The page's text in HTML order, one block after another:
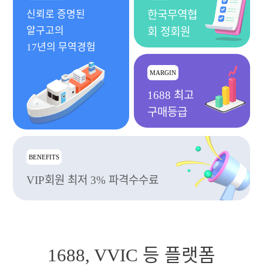
신뢰로 증명된
알구고의
17년의 무역경험
한국무역협
회 정회원
MARGIN
1688 최고
구매등급
BENEFITS
VIP회원 최저 3% 파격수수료
1688, VVIC 등 플랫폼